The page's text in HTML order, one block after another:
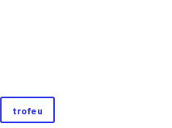
trofeu